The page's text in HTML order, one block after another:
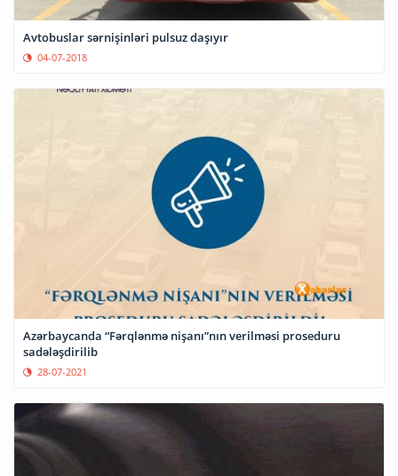
Avtobuslar sərnişinləri pulsuz daşıyır
04-07-2018
Azərbaycanda “Fərqlənmə nişanı”nın verilməsi proseduru
sadələşdirilib
28-07-2021